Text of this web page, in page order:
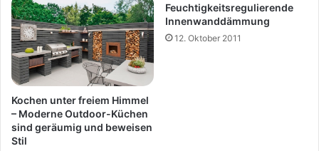
Kochen unter freiem Himmel
– Moderne Outdoor-Küchen
sind geräumig und beweisen
Stil
Feuchtigkeitsregulierende
Innenwanddämmung
12. Oktober 2011